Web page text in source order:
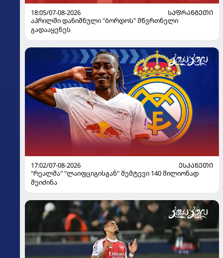
18:05/07-08-2026
ᲡᲐᲤᲠᲐᲜᲒᲔᲗᲘ
აპრილში დანიშნული "ბორდოს" მწვრთნელი
გადააყენეს
17:02/07-08-2026
ᲔᲡᲞᲐᲜᲔᲗᲘ
"რეალმა" "ლაიფციგისგან" შემტევი 140 მილიონად
შეიძინა